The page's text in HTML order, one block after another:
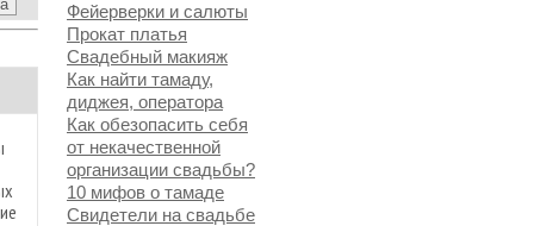
Фейерверки и салюты
Прокат платья
Свадебный макияж
Как найти тамаду,
диджея, оператора
Как обезопасить себя
от некачественной
организации свадьбы?
10 мифов о тамаде
Свидетели на свадьбе